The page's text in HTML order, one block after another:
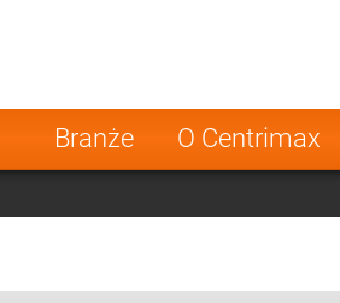
Branże O Centrimax
Norway